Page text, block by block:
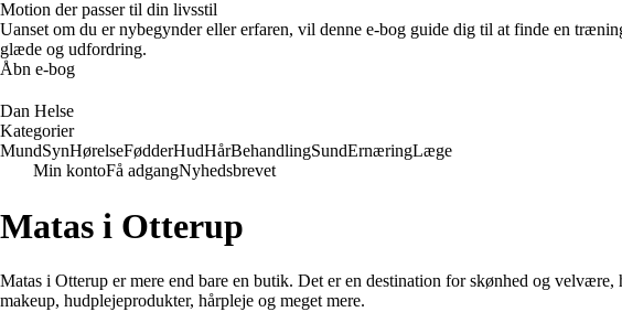
Motion der passer til din livsstil
Uanset om du er nybegynder eller erfaren, vil denne e-bog guide dig til at finde en
glæde og udfordring.
Åbn e-bog
Dan Helse
Kategorier
MundSynHørelseFødderHudHårBehandlingSundErnæringLæge
Min kontoFå adgangNyhedsbrevet
Matas i Otterup
Matas i Otterup er mere end bare en butik. Det er en destination for skønhed og
makeup, hudplejeprodukter, hårpleje og meget mere.